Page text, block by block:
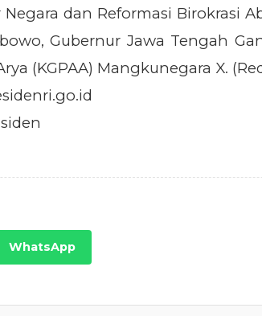
dan Reformasi Birokrasi
Gubernur Jawa Tengah
(KGPAA) Mangkunegara X.
WhatsApp